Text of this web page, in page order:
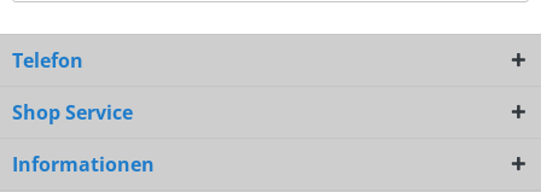
Telefon
Shop Service
Informationen